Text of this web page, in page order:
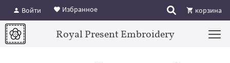
Войти Избранное корзина
Royal Present Embroidery